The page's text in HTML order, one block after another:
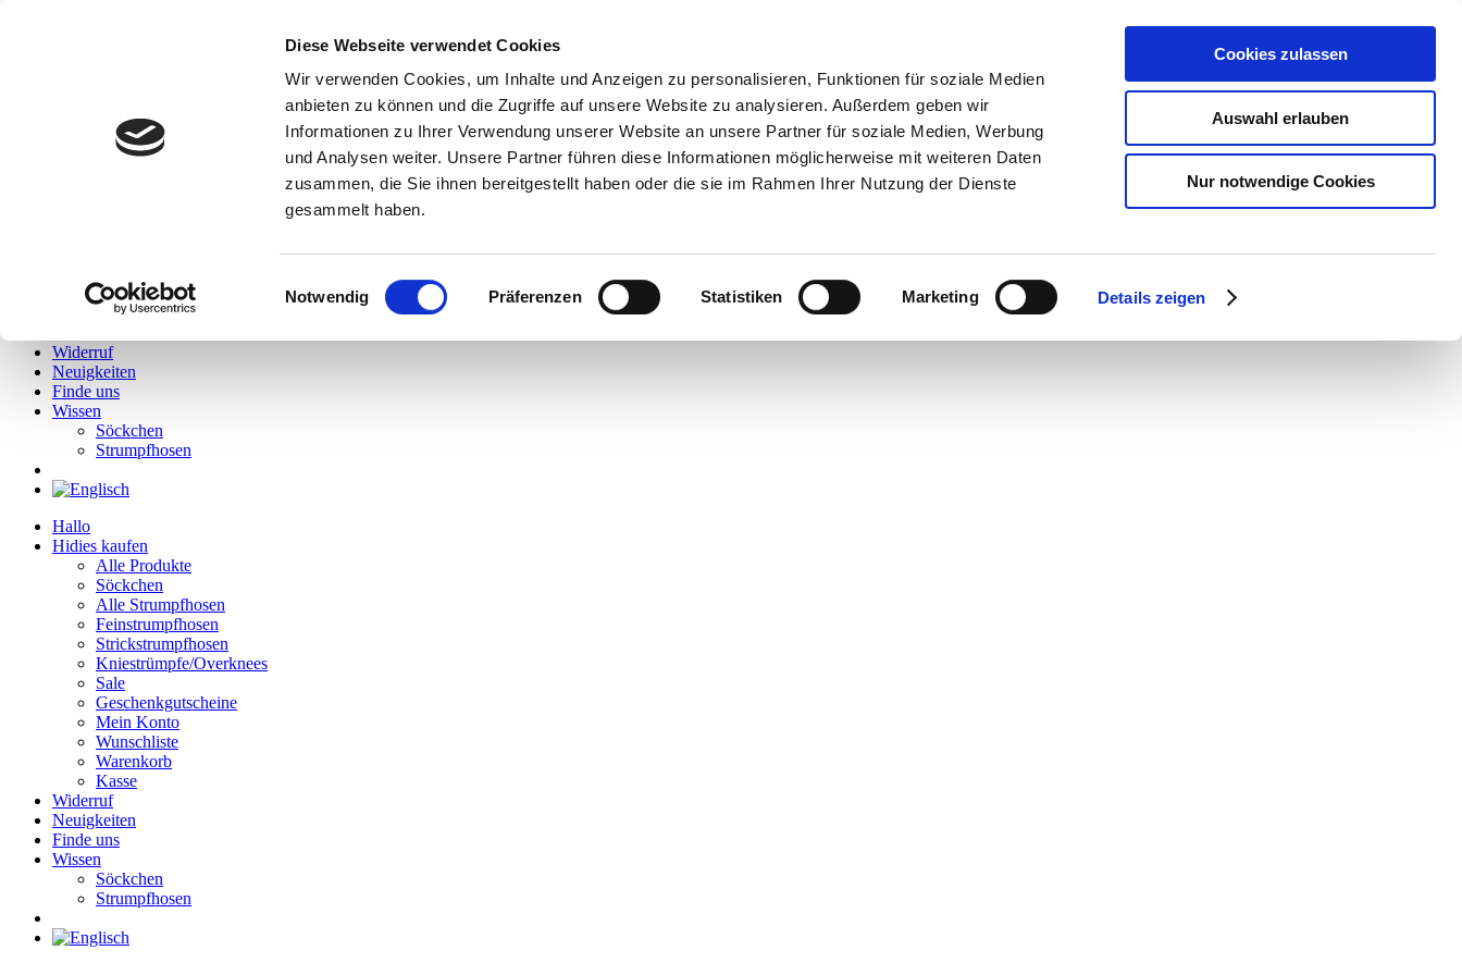
Diese Webseite verwendet Cookies
Wir verwenden Cookies, um Inhalte und Anzeigen zu personalisieren, Funktionen für soziale Medien
anbieten zu können und die Zugriffe auf unsere Website zu analysieren. Außerdem geben wir
Informationen zu Ihrer Verwendung unserer Website an unsere Partner für soziale Medien, Werbung
und Analysen weiter. Unsere Partner führen diese Informationen möglicherweise mit weiteren Daten
zusammen, die Sie ihnen bereitgestellt haben oder die sie im Rahmen Ihrer Nutzung der Dienste
gesammelt haben.
Einwilligungsauswahl
Notwendig Präferenzen Statistiken Marketing Details zeigen
Cookies zulassen
Auswahl erlauben
Nur notwendige Cookies
Alle Produkte
Söckchen
Alle Strumpfhosen
Wunschliste
Warenkorb
Widerruf
Neuigkeiten
Finde uns
Wissen
Söckchen
Strumpfhosen
Hallo
Hidies kaufen
Alle Produkte
Söckchen
Alle Strumpfhosen
Feinstrumpfhosen
Strickstrumpfhosen
Kniestrümpfe/Overknees
Sale
Geschenkgutscheine
Mein Konto
Wunschliste
Warenkorb
Kasse
Widerruf
Neuigkeiten
Finde uns
Wissen
Söckchen
Strumpfhosen